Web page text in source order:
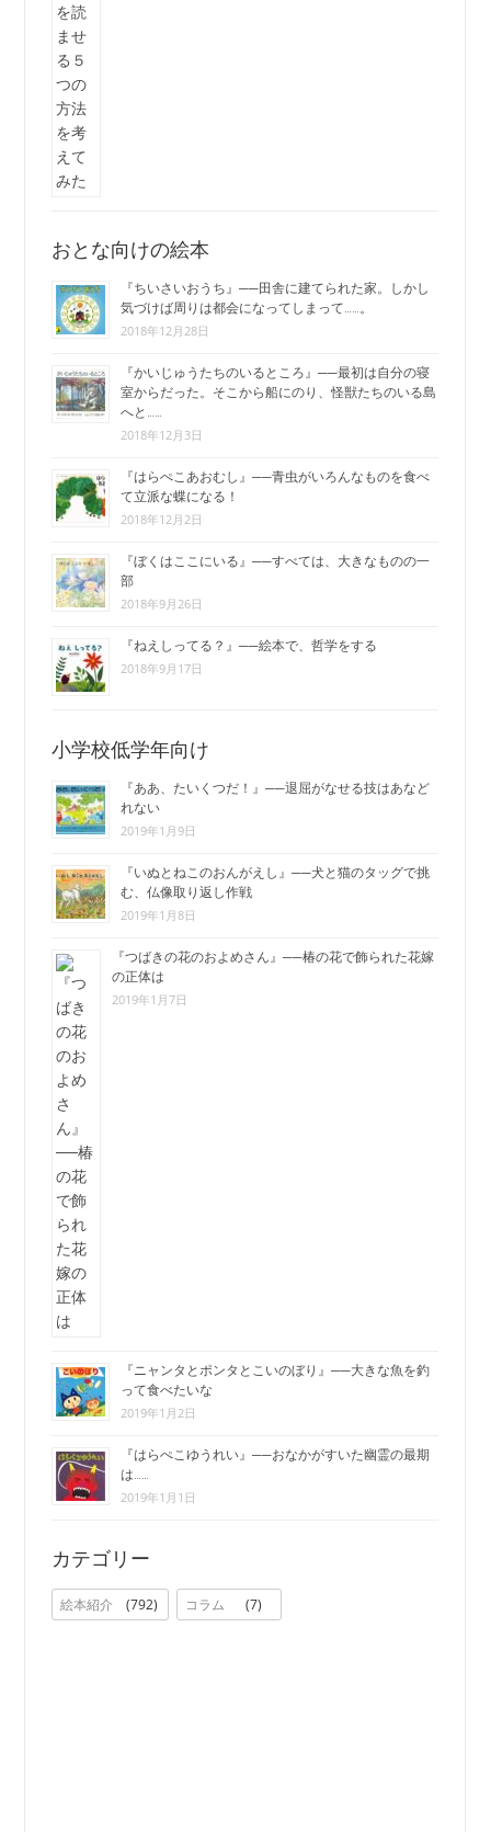
おとな向けの絵本
『ちいさいおうち』──田舎に建てられた家。しかし
気づけば周りは都会になってしまって……。
2018年12月28日
『かいじゅうたちのいるところ』──最初は自分の寝
室からだった。そこから船にのり、怪獣たちのいる島
へと……
2018年12月3日
『はらぺこあおむし』──青虫がいろんなものを食べ
て立派な蝶になる！
2018年12月2日
『ぼくはここにいる』──すべては、大きなものの一
部
2018年9月26日
『ねえしってる？』──絵本で、哲学をする
2018年9月17日
小学校低学年向け
『ああ、たいくつだ！』──退屈がなせる技はあなど
れない
2019年1月9日
『いぬとねこのおんがえし』──犬と猫のタッグで挑
む、仏像取り返し作戦
2019年1月8日
『つばきの花のおよめさん』──椿の花で飾られた花嫁
の正体は
2019年1月7日
『ニャンタとポンタとこいのぼり』──大きな魚を釣
って食べたいな
2019年1月2日
『はらぺこゆうれい』──おなかがすいた幽霊の最期
は……
2019年1月1日
カテゴリー
絵本紹介 792 コラム 7